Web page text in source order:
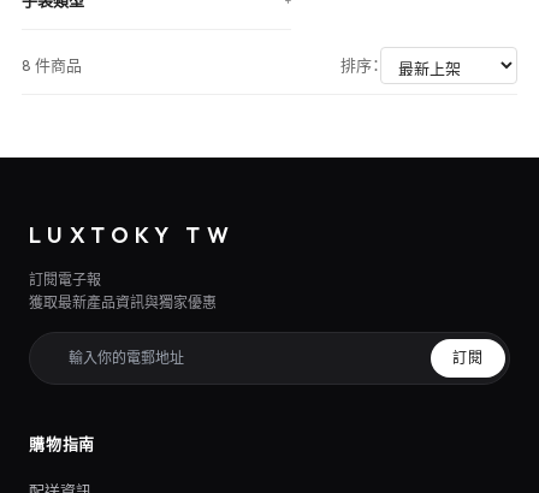
8 件商品 排序：
LUXTOKY TW
訂閱電子報
獲取最新產品資訊與獨家優惠
訂閱
購物指南